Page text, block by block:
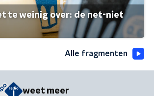
te weinig over: de net-niet
Alle fragmenten
weet meer